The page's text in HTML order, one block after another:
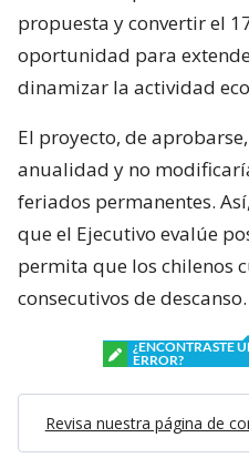
propuesta y convertir el
oportunidad para
dinamizar la actividad
El proyecto, de
anualidad y no
feriados permanentes.
que el Ejecutivo evalúe
permita que los chilenos
consecutivos de descanso.
¿ENCONTRASTE
ERROR?
Revisa nuestra página de